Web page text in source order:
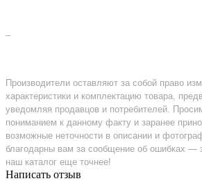
–
Производители оставляют за собой право
характеристики и комплектацию товара,
уведомляя продавцов и потребителей.
пониманием к данному факту и заранее
возможные неточности в описании и
благодарны вам за сообщение об ошибках —
наш каталог еще точнее!
Написать отзыв